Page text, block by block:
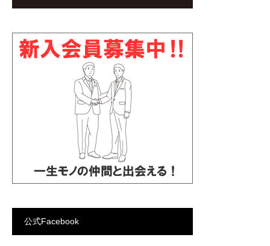
公式Facebook